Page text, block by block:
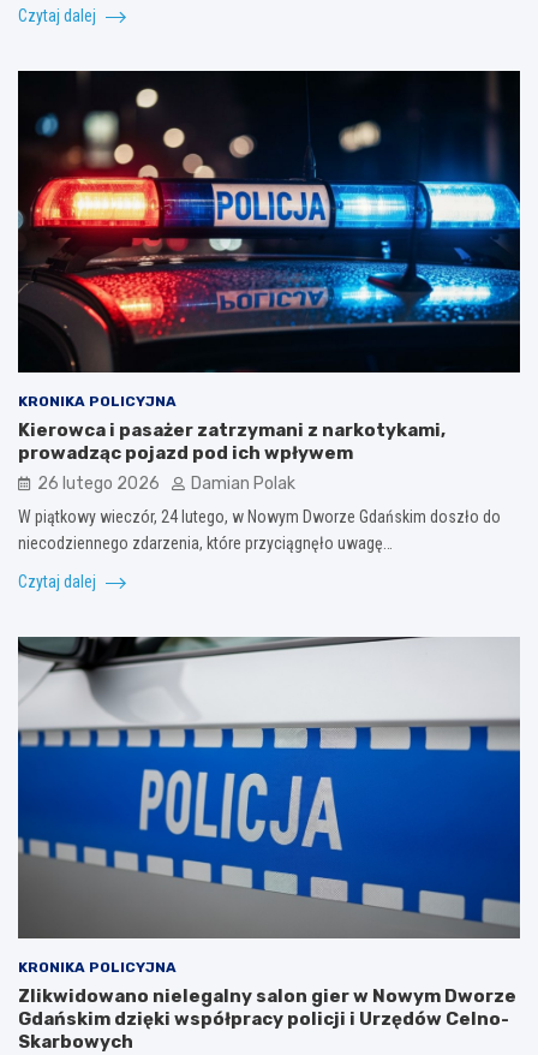
Czytaj dalej
KRONIKA POLICYJNA
Kierowca i pasażer zatrzymani z narkotykami,
prowadząc pojazd pod ich wpływem
26 lutego 2026 Damian Polak
W piątkowy wieczór, 24 lutego, w Nowym Dworze Gdańskim doszło do
niecodziennego zdarzenia, które przyciągnęło uwagę…
Czytaj dalej
KRONIKA POLICYJNA
Zlikwidowano nielegalny salon gier w Nowym Dworze
Gdańskim dzięki współpracy policji i Urzędów Celno-
Skarbowych